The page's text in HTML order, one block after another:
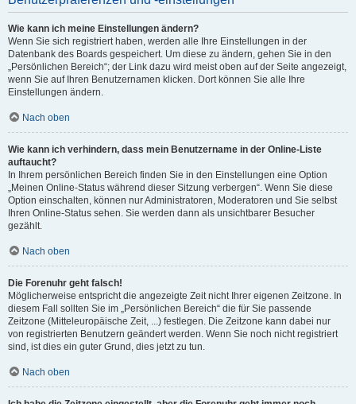
Wie kann ich meine Einstellungen ändern?
Wenn Sie sich registriert haben, werden alle Ihre Einstellungen in der
Datenbank des Boards gespeichert. Um diese zu ändern, gehen Sie in den
„Persönlichen Bereich“; der Link dazu wird meist oben auf der Seite angezeigt,
wenn Sie auf Ihren Benutzernamen klicken. Dort können Sie alle Ihre
Einstellungen ändern.
Nach oben
Wie kann ich verhindern, dass mein Benutzername in der Online-Liste
auftaucht?
In Ihrem persönlichen Bereich finden Sie in den Einstellungen eine Option
„Meinen Online-Status während dieser Sitzung verbergen“. Wenn Sie diese
Option einschalten, können nur Administratoren, Moderatoren und Sie selbst
Ihren Online-Status sehen. Sie werden dann als unsichtbarer Besucher
gezählt.
Nach oben
Die Forenuhr geht falsch!
Möglicherweise entspricht die angezeigte Zeit nicht Ihrer eigenen Zeitzone. In
diesem Fall sollten Sie im „Persönlichen Bereich“ die für Sie passende
Zeitzone (Mitteleuropäische Zeit, ...) festlegen. Die Zeitzone kann dabei nur
von registrierten Benutzern geändert werden. Wenn Sie noch nicht registriert
sind, ist dies ein guter Grund, dies jetzt zu tun.
Nach oben